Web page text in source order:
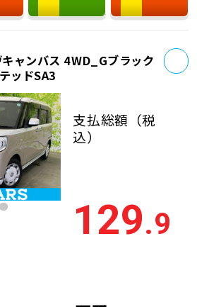
ャンバス 4WD_Gブラック
ッドSA3
支払総額 （税
込）
129.9